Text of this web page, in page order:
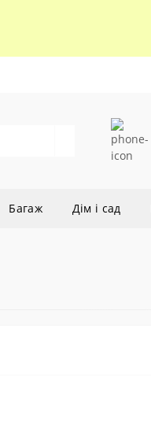
Багаж Дім і сад